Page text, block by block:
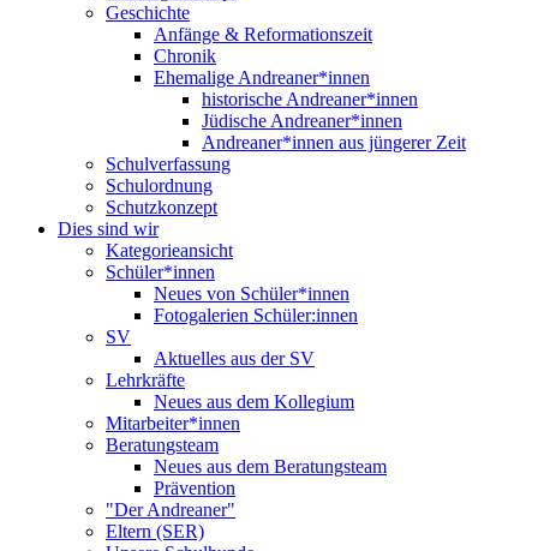
Geschichte
Anfänge & Reformationszeit
Chronik
Ehemalige Andreaner*innen
historische Andreaner*innen
Jüdische Andreaner*innen
Andreaner*innen aus jüngerer Zeit
Schulverfassung
Schulordnung
Schutzkonzept
Dies sind wir
Kategorieansicht
Schüler*innen
Neues von Schüler*innen
Fotogalerien Schüler:innen
SV
Aktuelles aus der SV
Lehrkräfte
Neues aus dem Kollegium
Mitarbeiter*innen
Beratungsteam
Neues aus dem Beratungsteam
Prävention
"Der Andreaner"
Eltern (SER)